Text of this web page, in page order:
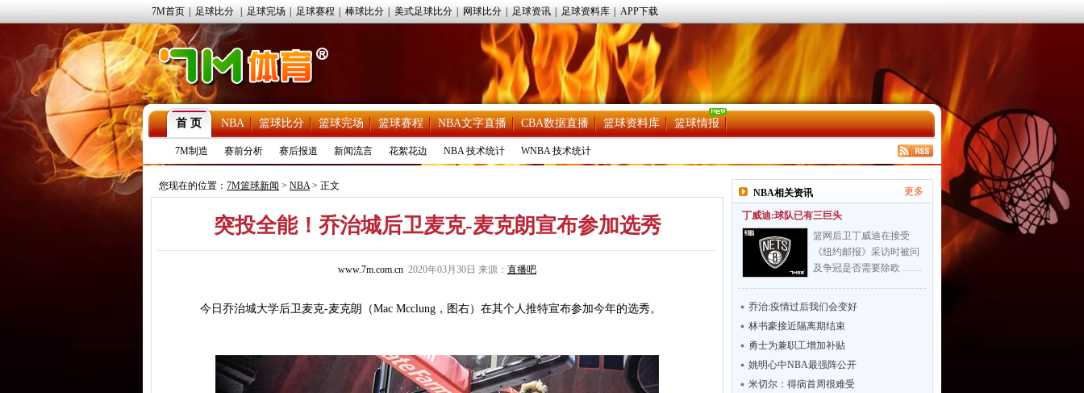
7M首页 足球比分 足球完场 足球赛程 棒球比分 美式足球比分 网球比分 足球资讯 足球资料库 APP下载
首 页 NBA 篮球比分 篮球完场 篮球赛程 NBA文字直播 CBA数据直播 篮球资料库 篮球情报
7M制造 赛前分析 赛后报道 新闻流言 花絮花边 NBA 技术统计 WNBA 技术统计
您现在的位置： 7M篮球新闻 > NBA> 正文
突投全能！乔治城后卫麦克-麦克朗宣布参加选秀
www.7m.com.cn 2020年03月30日 来源： 直播吧
今日乔治城大学后卫麦克-麦克朗（Mac Mcclung，图右）在其个人推特宣布参加今年的选秀。
NBA相关资讯 更多
丁威迪:球队已有三巨头
篮网后卫丁威迪在接受
《纽约邮报》采访时被问
及争冠是否需要除欧 ……
乔治:疫情过后我们会变好
林书豪接近隔离期结束
勇士为兼职工增加补贴
姚明心中NBA最强阵公开
米切尔：得病首周很难受